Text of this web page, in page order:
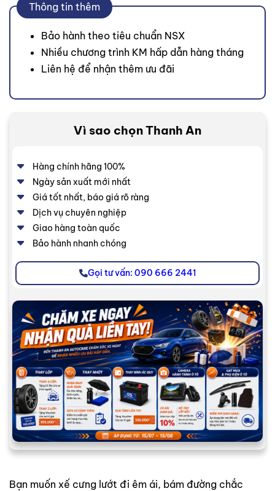
Thông tin thêm
Bảo hành theo tiêu chuẩn NSX
Nhiều chương trình KM hấp dẫn hàng tháng
Liên hệ để nhận thêm ưu đãi
Vì sao chọn Thanh An
Hàng chính hãng 100%
Ngày sản xuất mới nhất
Giá tốt nhất, báo giá rõ ràng
Dịch vụ chuyên nghiệp
Giao hàng toàn quốc
Bảo hành nhanh chóng
Gọi tư vấn: 090 666 2441
Bạn muốn xế cưng lướt đi êm ái, bám đường chắc